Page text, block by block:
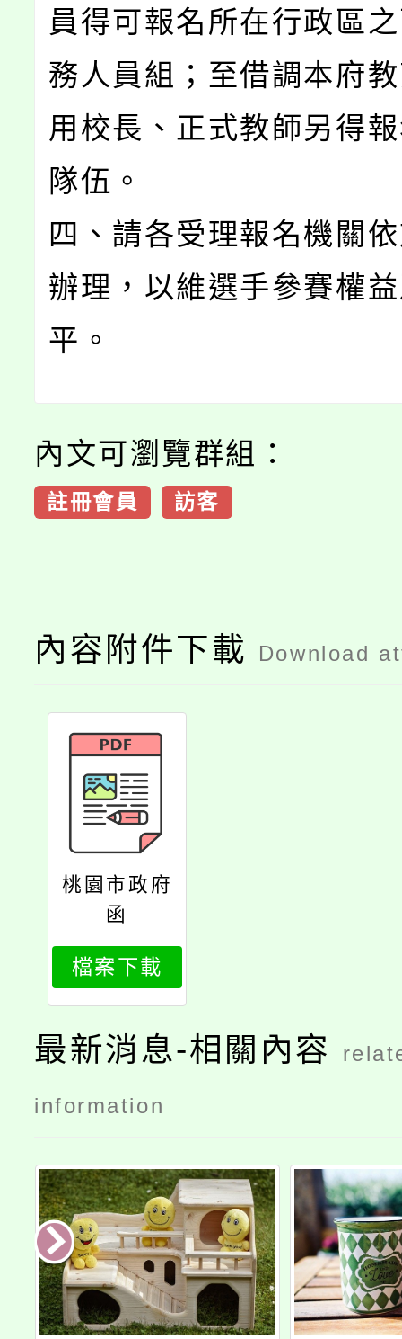
員得可報名所在行政區
務人員組；至借調本府
用校長、正式教師另得
隊伍。
四、請各受理報名機關
辦理，以維選手參賽權
平。
內文可瀏覽群組：
註冊會員 訪客
內容附件下載 Download
桃園市政府
函
檔案下載
最新消息-相關內容
information